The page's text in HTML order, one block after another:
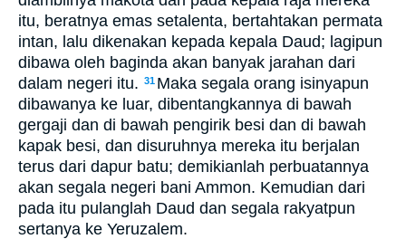
itu, beratnya emas setalenta, bertahtakan permata
intan, lalu dikenakan kepada kepala Daud; lagipun
dibawa oleh baginda akan banyak jarahan dari
dalam negeri itu. 31 Maka segala orang isinyapun
dibawanya ke luar, dibentangkannya di bawah
gergaji dan di bawah pengirik besi dan di bawah
kapak besi, dan disuruhnya mereka itu berjalan
terus dari dapur batu; demikianlah perbuatannya
akan segala negeri bani Ammon. Kemudian dari
pada itu pulanglah Daud dan segala rakyatpun
sertanya ke Yeruzalem.